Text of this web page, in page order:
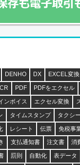
DENHO DX EXCEL変換
PDF PDFをエクセル
ンボイス エクセル変換
タイムスタンプ
タクシ
レシート 伝票 免税事
支払通知書 注文書 消
罰則 自動化 表データ